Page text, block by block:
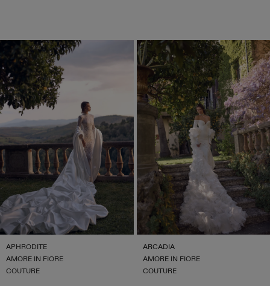
APHRODITE
AMORE IN FIORE
COUTURE
ARCADIA
AMORE IN FIORE
COUTURE